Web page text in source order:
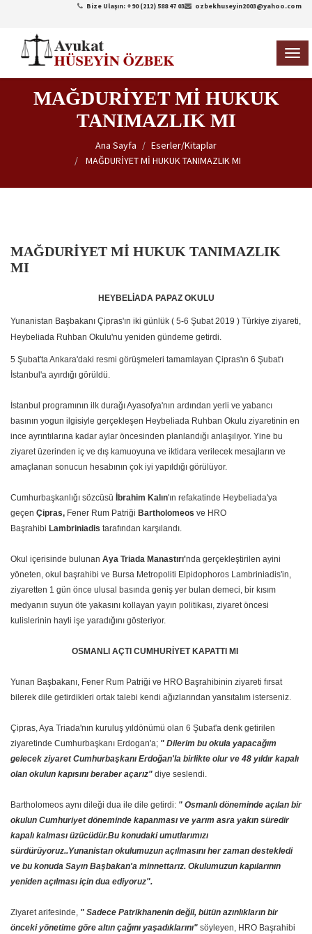
ozbekhuseyin2003@yahoo.com
Bize Ulaşın: +90 (212) 588 47 03
MAĞDURİYET Mİ HUKUK
TANIMAZLIK MI
Ana Sayfa
Eserler/Kitaplar
MAĞDURİYET Mİ HUKUK TANIMAZLIK MI
MAĞDURİYET Mİ HUKUK TANIMAZLIK
MI
HEYBELİADA PAPAZ OKULU
Yunanistan Başbakanı Çipras'ın iki günlük ( 5-6 Şubat 2019 ) Türkiye ziyareti,
Heybeliada Ruhban Okulu'nu yeniden gündeme getirdi.
5 Şubat'ta Ankara'daki resmi görüşmeleri tamamlayan Çipras'ın 6 Şubat'ı
İstanbul'a ayırdığı görüldü.
İstanbul programının ilk durağı Ayasofya'nın ardından yerli ve yabancı
basının yogun ilgisiyle gerçekleşen Heybeliada Ruhban Okulu ziyaretinin en
ince ayrıntılarına kadar aylar öncesinden planlandığı anlaşılıyor. Yine bu
ziyaret üzerinden iç ve dış kamuoyuna ve iktidara verilecek mesajların ve
amaçlanan sonucun hesabının çok iyi yapıldığı görülüyor.
Cumhurbaşkanlığı sözcüsü İbrahim Kalın'ın refakatinde Heybeliada'ya
geçen Çipras, Fener Rum Patriği Bartholomeos ve HRO
Başrahibi Lambriniadis tarafından karşılandı.
Okul içerisinde bulunan Aya Triada Manastırı'nda gerçekleştirilen ayini
yöneten, okul başrahibi ve Bursa Metropoliti Elpidophoros Lambriniadis'in,
ziyaretten 1 gün önce ulusal basında geniş yer bulan demeci, bir kısım
medyanın suyun öte yakasını kollayan yayın politikası, ziyaret öncesi
kulislerinin hayli işe yaradığını gösteriyor.
OSMANLI AÇTI CUMHURİYET KAPATTI MI
Yunan Başbakanı, Fener Rum Patriği ve HRO Başrahibinin ziyareti fırsat
bilerek dile getirdikleri ortak talebi kendi ağızlarından yansıtalım isterseniz.
Çipras, Aya Triada'nın kuruluş yıldönümü olan 6 Şubat'a denk getirilen
ziyaretinde Cumhurbaşkanı Erdogan'a; " Dilerim bu okula yapacağım
gelecek ziyaret Cumhurbaşkanı Erdoğan'la birlikte olur ve 48 yıldır kapalı
olan okulun kapısını beraber açarız" diye seslendi.
Bartholomeos aynı dileği dua ile dile getirdi: " Osmanlı döneminde açılan bir
okulun Cumhuriyet döneminde kapanması ve yarım asra yakın süredir
kapalı kalması üzücüdür.Bu konudaki umutlarımızı
sürdürüyoruz..Yunanistan okulumuzun açılmasını her zaman destekledi
ve bu konuda Sayın Başbakan'a minnettarız. Okulumuzun kapılarının
yeniden açılması için dua ediyoruz".
Ziyaret arifesinde, " Sadece Patrikhanenin değil, bütün azınlıkların bir
önceki yönetime göre altın çağını yaşadıklarını" söyleyen, HRO Başrahibi